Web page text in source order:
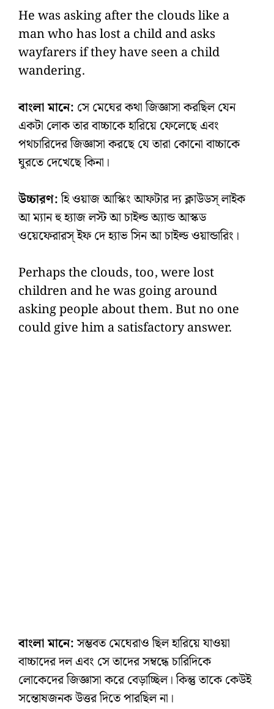
He was asking after the clouds like a
man who has lost a child and asks
wayfarers if they have seen a child
wandering.
বাংলা মানে: সে মেঘের কথা জিজ্ঞাসা করছিল যেন
একটা লোক তার বাচ্চাকে হারিয়ে ফেলেছে এবং
পথচারিদের জিজ্ঞাসা করছে যে তারা কোনো বাচ্চাকে
ঘুরতে দেখেছে কিনা।
উচ্চারণ:হি ওয়াজ আস্কিং আফটার দ্য ক্লাউডস্‌ লাইক
আ ম্যান হু হ্যাজ লস্ট আ চাইল্ড অ্যান্ড আস্কড
ওয়েফেরারস্‌ ইফ দে হ্যাভ সিন আ চাইল্ড ওয়ান্ডারিং।
Perhaps the clouds, too, were lost
children and he was going around
asking people about them. But no one
could give him a satisfactory answer.
বাংলা মানে:সম্ভবত মেঘেরাও ছিল হারিয়ে যাওয়া
বাচ্চাদের দল এবং সে তাদের সম্বন্ধে চারিদিকে
লোকেদের জিজ্ঞাসা করে বেড়াচ্ছিল। কিন্তু তাকে কেউই
সন্তোষজনক উত্তর দিতে পারছিল না।